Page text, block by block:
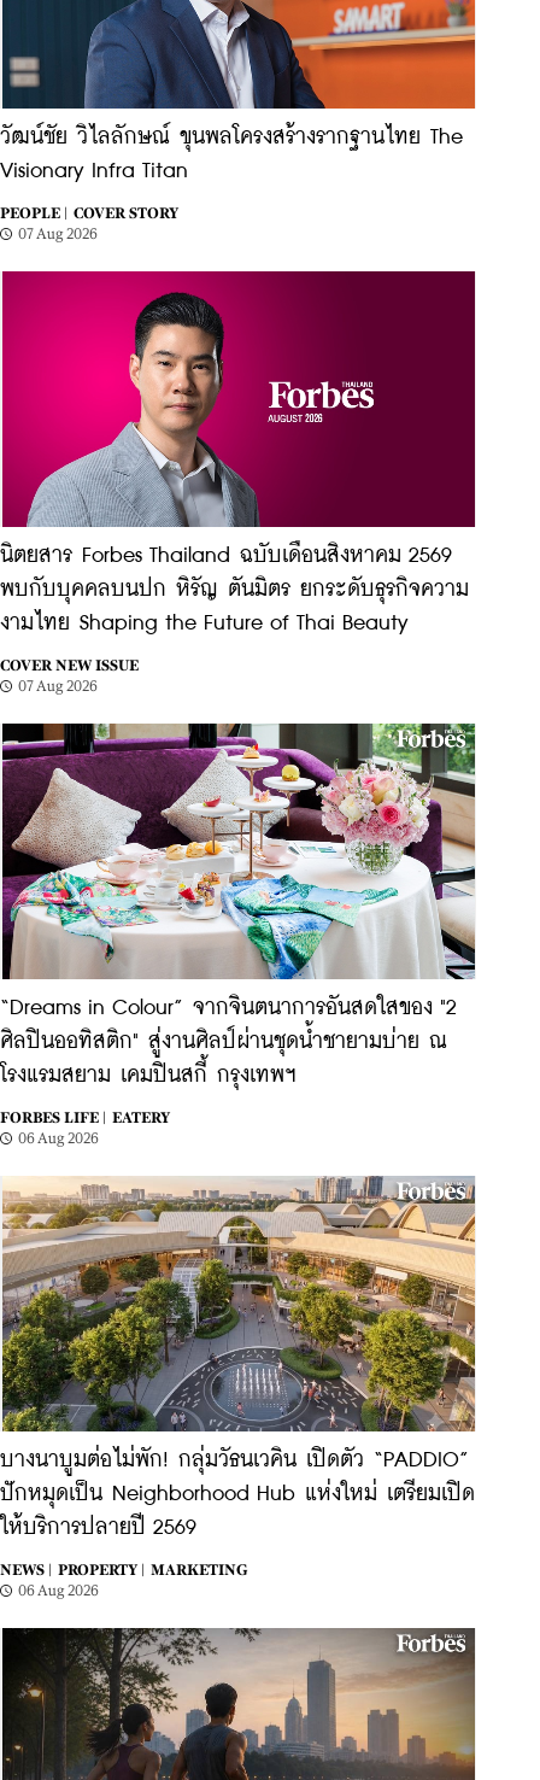
วัฒน์ชัย วิไลลักษณ์ ขุนพลโครงสร้างรากฐานไทย The
Visionary Infra Titan
PEOPLE |
COVER STORY
07 Aug 2026
นิตยสาร Forbes Thailand ฉบับเดือนสิงหาคม 2569
พบกับบุคคลบนปก หิรัญ ตันมิตร ยกระดับธุรกิจความ
งามไทย Shaping the Future of Thai Beauty
COVER NEW ISSUE
07 Aug 2026
“Dreams in Colour” จากจินตนาการอันสดใสของ "2
ศิลปินออทิสติก" สู่งานศิลป์ผ่านชุดน้ำชายามบ่าย ณ
โรงแรมสยาม เคมปินสกี้ กรุงเทพฯ
FORBES LIFE |
EATERY
06 Aug 2026
บางนาบูมต่อไม่พัก! กลุ่มวัธนเวคิน เปิดตัว “PADDIO”
ปักหมุดเป็น Neighborhood Hub แห่งใหม่ เตรียมเปิด
ให้บริการปลายปี 2569
NEWS | PROPERTY |
MARKETING
06 Aug 2026